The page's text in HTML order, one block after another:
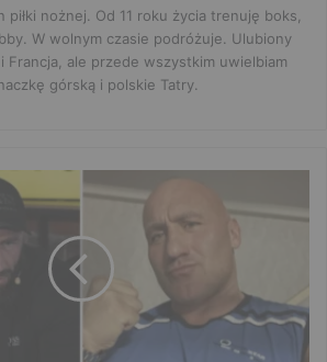
nożnej. Od 11 roku życia trenuję boks,
W wolnym czasie podróżuje. Ulubiony
Francja, ale przede wszystkim uwielbiam
górską i polskie Tatry.